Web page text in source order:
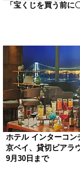
「宝くじを買う前
ホテル インターコン
京ベイ、貸切ビアラ
9月30日まで